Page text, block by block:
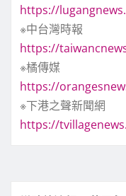
https://
※中台灣時報
https://
※橘傳媒
https://
※下港之聲新聞網
https://